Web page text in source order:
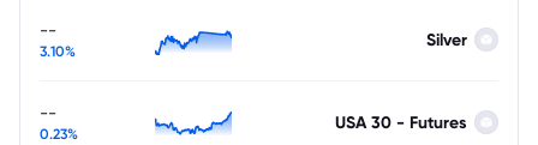
Silver
--
3.10%
USA 30 - Futures
--
0.23%